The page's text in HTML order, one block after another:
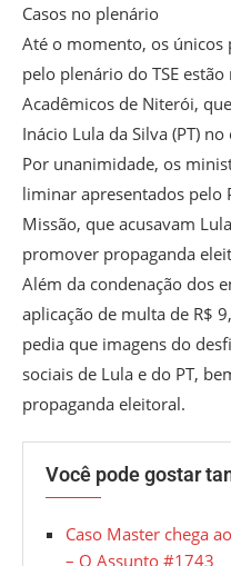
Casos no plenário
Até o momento, os únicos
pelo plenário do TSE
Acadêmicos de Niterói,
Inácio Lula da Silva (PT)
Por unanimidade, os
liminar apresentados pelo
Missão, que acusavam
promover propaganda
Além da condenação dos
aplicação de multa de R$
pedia que imagens do
sociais de Lula e do PT,
propaganda eleitoral.
Você pode gostar
Caso Master chega
– O Assunto #1743